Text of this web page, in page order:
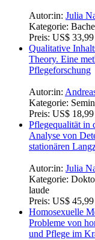
Autor:in: Julia
Kategorie:
Preis: US$ 33,99
Qualitative
Theory. Eine
Pflegeforschung
Autor:in:
Kategorie:
Preis: US$ 18,99
Pflegequalität in
Analyse von
stationären
Autor:in: Julia
Kategorie:
laude
Preis: US$ 45,99
Homosexuelle
Probleme von
und Pflege im